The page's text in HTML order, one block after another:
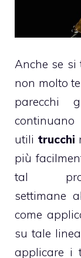
Anche se
non molto
parecchi
utili trucchi
più
tal
settimane
come
su tale
applicare i